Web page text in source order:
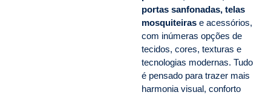
portas sanfonadas, telas
mosquiteiras e acessórios,
com inúmeras opções de
tecidos, cores, texturas e
tecnologias modernas. Tudo
é pensado para trazer mais
harmonia visual, conforto